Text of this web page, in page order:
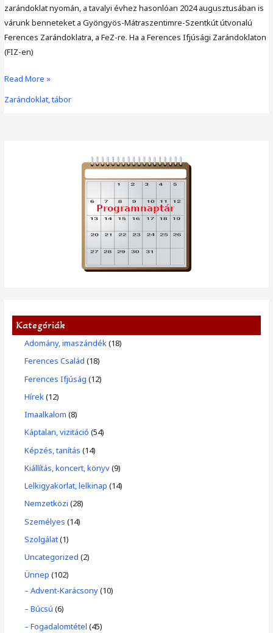
zarándoklat nyomán, a tavalyi évhez hasonlóan 2024 augusztusában is
várunk benneteket a Gyöngyös-Mátraszentimre-Szentkút útvonalú
Ferences Zarándoklatra, a FeZ-re. Ha a Ferences Ifjúsági Zarándoklaton
(FIZ-en)
Ferences
Read More »
Zarándoklat, tábor
Kategóriák
Adomány, imaszándék(18)
Ferences Család (18)
Ferences Ifjúság (12)
Hírek(12)
Imaalkalom (8)
Káptalan, vizitáció (54)
Képzés, tanítás (14)
Kiállítás, koncert, könyv(9)
Lelkigyakorlat, lelkinap (14)
Nemzetközi (28)
Személyes (14)
Szolgálat(1)
Uncategorized (2)
Ünnep (102)
– Advent-Karácsony(10)
– Búcsú (6)
– Fogadalomtétel (45)